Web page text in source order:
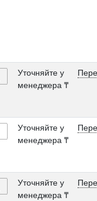
Уточняйте у
менеджера ₸
Уточняйте у
менеджера ₸
Уточняйте у
менеджера ₸